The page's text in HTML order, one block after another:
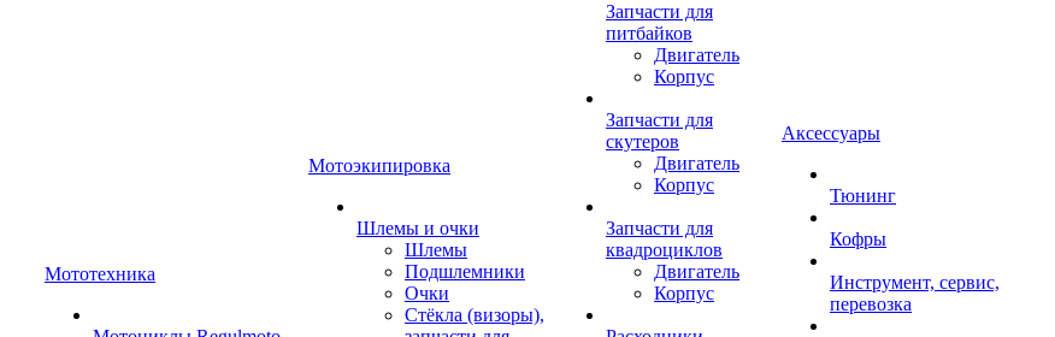
Мототехника
Мотоэкипировка
Шлемы и очки
Шлемы
Подшлемники
Очки
Стёкла (визоры),
Запчасти для
питбайков
Двигатель
Корпус
Запчасти для
скутеров
Двигатель
Корпус
Запчасти для
квадроциклов
Двигатель
Корпус
Аксессуары
Тюнинг
Кофры
Инструмент, сервис,
перевозка